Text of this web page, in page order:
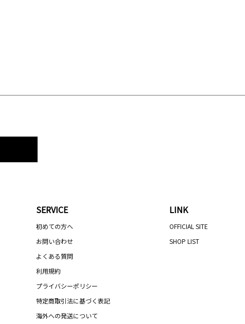
SERVICE
初めての方へ
お問い合わせ
よくある質問
利用規約
プライバシーポリシー
特定商取引法に基づく表記
海外への発送について
LINK
OFFICIAL SITE
SHOP LIST